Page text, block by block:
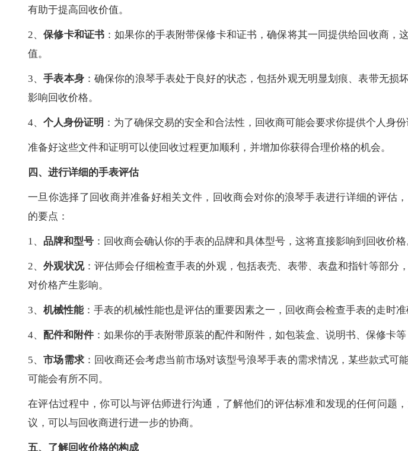
有助于提高回收价值。
2、保修卡和证书 ：如果你的手表附带保修卡和证书，确保将其一同提供给回收商，
值。
3、手表本身：确保你的浪琴手表处于良好的状态，包括外观无明显划痕、表带无损
影响回收价格。
4、 个人身份证明 ：为了确保交易的安全和合法性，回收商可能会要求你提供个人身份
准备好这些文件和证明可以使回收过程更加顺利，并增加你获得合理价格的机会。
四、进行详细的手表评估
一旦你选择了回收商并准备好相关文件，回收商会对你的浪琴手表进行详细的评估
的要点：
1、 品牌和型号 ：回收商会确认你的手表的品牌和具体型号，这将直接影响到回收价格
2、外观状况：评估师会仔细检查手表的外观，包括表壳、表带、表盘和指针等部分
对价格产生影响。
3、 机械性能：手表的机械性能也是评估的重要因素之一，回收商会检查手表的走时准
4、 配件和附件 ：如果你的手表附带原装的配件和附件，如包装盒、说明书、保修卡
5、市场需求：回收商还会考虑当前市场对该型号浪琴手表的需求情况，某些款式可
可能会有所不同。
在评估过程中，你可以与评估师进行沟通，了解他们的评估标准和发现的任何问题
议，可以与回收商进行进一步的协商。
五、了解回收价格的构成